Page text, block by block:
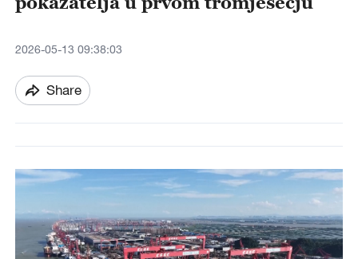
2026-05-13 09:38:03
Share